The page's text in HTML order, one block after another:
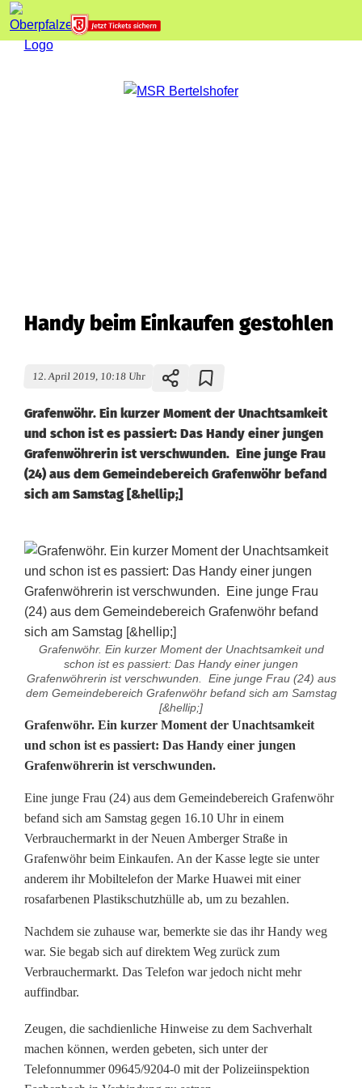
Handy beim Einkaufen gestohlen
12. April 2019, 10:18 Uhr
Grafenwöhr. Ein kurzer Moment der Unachtsamkeit
und schon ist es passiert: Das Handy einer jungen
Grafenwöhrerin ist verschwunden. Eine junge Frau
(24) aus dem Gemeindebereich Grafenwöhr befand
sich am Samstag [&hellip;]
Grafenwöhr. Ein kurzer Moment der Unachtsamkeit und
schon ist es passiert: Das Handy einer jungen
Grafenwöhrerin ist verschwunden. Eine junge Frau (24) aus
dem Gemeindebereich Grafenwöhr befand sich am Samstag
[&hellip;]
H
a
n
d
y
b
i
m
i
n
Grafenwöhr. Ein kurzer Moment der Unachtsamkeit
und schon ist es passiert: Das Handy einer jungen
Grafenwöhrerin ist verschwunden.
Eine junge Frau (24) aus dem Gemeindebereich Grafenwöhr
befand sich am Samstag gegen 16.10 Uhr in einem
Verbrauchermarkt in der Neuen Amberger Straße in
Grafenwöhr beim Einkaufen. An der Kasse legte sie unter
anderem ihr Mobiltelefon der Marke Huawei mit einer
rosafarbenen Plastikschutzhülle ab, um zu bezahlen.
Nachdem sie zuhause war, bemerkte sie das ihr Handy weg
war. Sie begab sich auf direktem Weg zurück zum
Verbrauchermarkt. Das Telefon war jedoch nicht mehr
auffindbar.
Zeugen, die sachdienliche Hinweise zu dem Sachverhalt
machen können, werden gebeten, sich unter der
Telefonnummer 09645/9204-0 mit der Polizeiinspektion